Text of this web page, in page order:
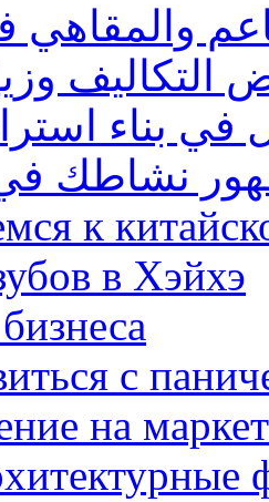
بناء
نشاطك
к
в Хэйхэ
с
на